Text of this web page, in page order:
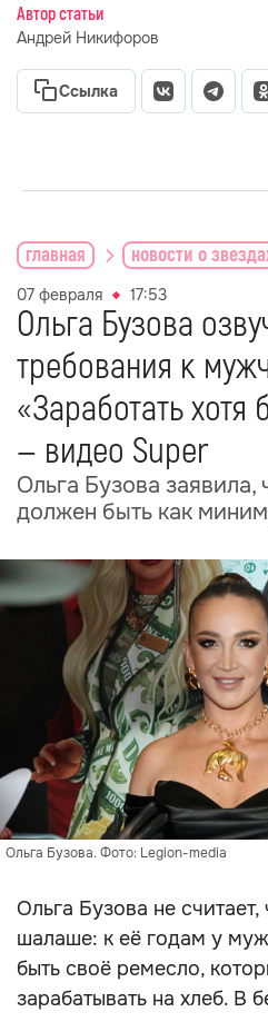
Автор статьи
Андрей Никифоров
Ссылка
главная новости о
07 февраля 17:53
Ольга Бузова
требования к
«Заработать хотя
— видео Super
Ольга Бузова заявила,
должен быть как
Ольга Бузова. Фото: Legion-media
Ольга Бузова не
шалаше: к её годам у
быть своё ремесло,
зарабатывать на хлеб. В